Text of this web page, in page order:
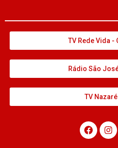
TV Rede Vida -
Rádio São
TV Nazaré